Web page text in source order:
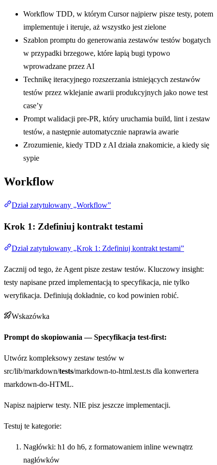
Workflow TDD, w którym Cursor najpierw pisze testy, potem
implementuje i iteruje, aż wszystko jest zielone
Szablon promptu do generowania zestawów testów bogatych
w przypadki brzegowe, które łapią bugi typowo
wprowadzane przez AI
Technikę iteracyjnego rozszerzania istniejących zestawów
testów przez wklejanie awarii produkcyjnych jako nowe test
case’y
Prompt walidacji pre-PR, który uruchamia build, lint i zestaw
testów, a następnie automatycznie naprawia awarie
Zrozumienie, kiedy TDD z AI działa znakomicie, a kiedy się
sypie
Workflow
Dział zatytułowany „Workflow”
Krok 1: Zdefiniuj kontrakt testami
Dział zatytułowany „Krok 1: Zdefiniuj kontrakt testami”
Zacznij od tego, że Agent pisze zestaw testów. Kluczowy insight:
testy napisane przed implementacją to specyfikacja, nie tylko
weryfikacja. Definiują dokładnie, co kod powinien robić.
Wskazówka
Prompt do skopiowania — Specyfikacja test-first:
Utwórz kompleksowy zestaw testów w
src/lib/markdown/tests/markdown-to-html.test.ts dla konwertera
markdown-do-HTML.
Napisz najpierw testy. NIE pisz jeszcze implementacji.
Testuj te kategorie:
Nagłówki: h1 do h6, z formatowaniem inline wewnątrz
nagłówków